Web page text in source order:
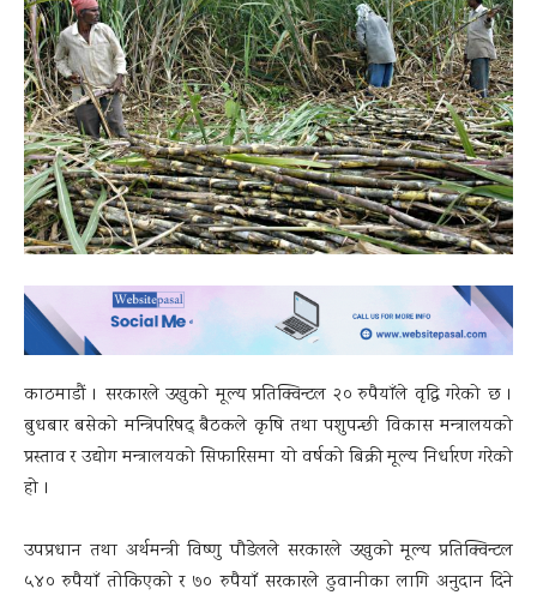
काठमाडौं । सरकारले उखुको मूल्य प्रतिक्विन्टल २० रुपैयाँले वृद्धि गरेको छ ।
बुधबार बसेको मन्त्रिपरिषद् बैठकले कृषि तथा पशुपन्छी विकास मन्त्रालयको
प्रस्ताव र उद्योग मन्त्रालयको सिफारिसमा यो वर्षको बिक्री मूल्य निर्धारण गरेको
हो ।
उपप्रधान तथा अर्थमन्त्री विष्णु पौडेलले सरकारले उखुको मूल्य प्रतिक्विन्टल
५४० रुपैयाँ तोकिएको र ७० रुपैयाँ सरकारले ढुवानीका लागि अनुदान दिने